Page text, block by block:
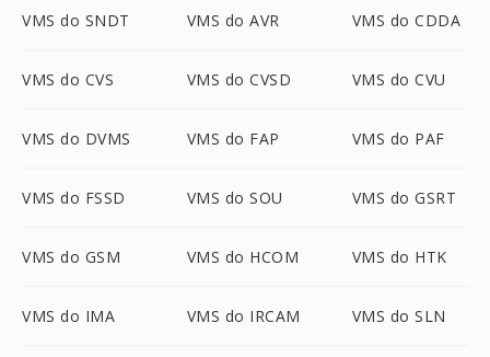
VMS do SNDT VMS do AVR VMS do CDDA
VMS do CVS VMS do CVSD VMS do CVU
VMS do DVMS VMS do FAP VMS do PAF
VMS do FSSD VMS do SOU VMS do GSRT
VMS do GSM VMS do HCOM VMS do HTK
VMS do IMA VMS do IRCAM VMS do SLN